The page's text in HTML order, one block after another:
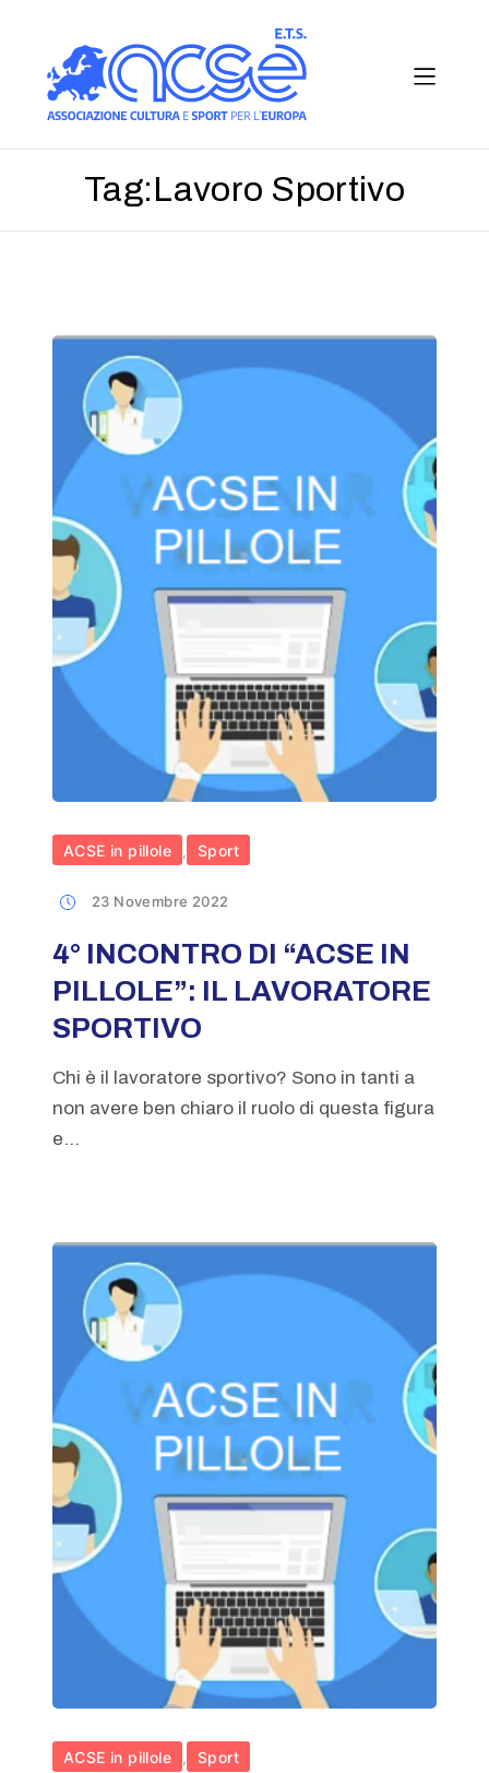
Tag:Lavoro Sportivo
ACSE in pillole Sport
23 Novembre 2022
4° INCONTRO DI “ACSE IN
PILLOLE”: IL LAVORATORE
SPORTIVO
Chi è il lavoratore sportivo? Sono in tanti a
non avere ben chiaro il ruolo di questa figura
e...
ACSE in pillole Sport